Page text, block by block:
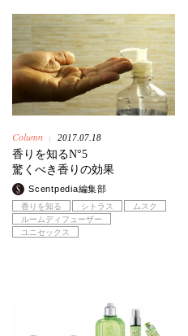
Column 2017.07.18
香りを知るN°5
驚くべき香りの効果
Scentpedia編集部
香りを知る シトラス
ムスク
ルームディフューザー
ユニセックス